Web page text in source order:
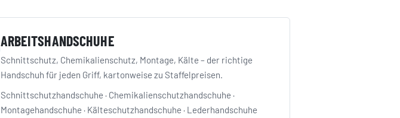
ARBEITSHANDSCHUHE
Schnittschutz, Chemikalienschutz, Montage, Kälte – der richtige
Handschuh für jeden Griff, kartonweise zu Staffelpreisen.
Schnittschutzhandschuhe· Chemikalienschutzhandschuhe·
Montagehandschuhe· Kälteschutzhandschuhe· Lederhandschuhe